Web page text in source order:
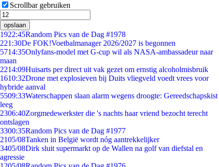
Scrollbar gebruiken
opslaan
1922:45Random Pics van de Dag #1978
221:30De FOK!Voetbalmanager 2026/2027 is begonnen
5714:35Onlyfans-model met G-cup wil als NASA-ambassadeur naar
maan
2214:09Huisarts per direct uit vak gezet om ernstig alcoholmisbruik
1610:32Drone met explosieven bij Duits vliegveld voedt vrees voor
hybride aanval
5509:33Waterschappen slaan alarm wegens droogte: Gereedschapskist
leeg
2306:40Zorgmedewerkster die 's nachts haar vriend bezocht terecht
ontslagen
3300:35Random Pics van de Dag #1977
2105/08Tanken in België wordt nóg aantrekkelijker
3405/08Dirk sluit supermarkt op de Wallen na golf van diefstal en
agressie